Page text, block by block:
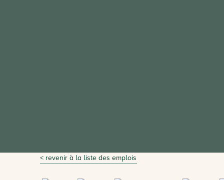
< revenir à la liste des emplois